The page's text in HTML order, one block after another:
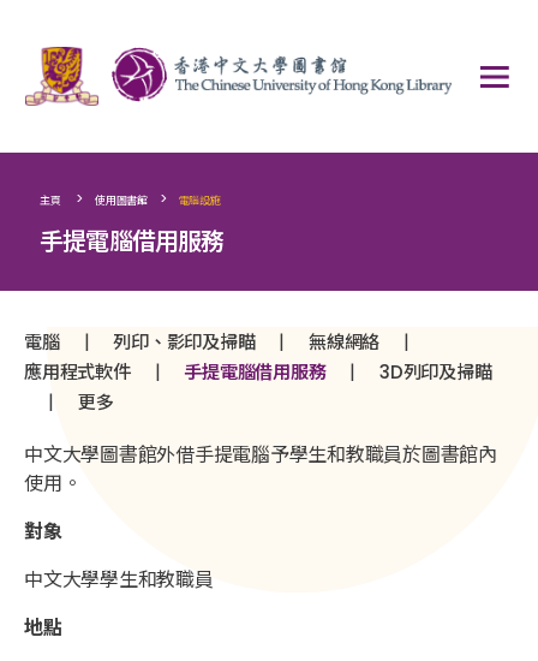
主頁 > 使用圖書館 > 電腦設施
手提電腦借用服務
電腦 | 列印、影印及掃瞄 | 無線網絡 |
應用程式軟件 | 手提電腦借用服務 | 3D列印及掃瞄
| 更多
中文大學圖書館外借手提電腦予學生和教職員於圖書館內
使用。
對象
中文大學學生和教職員
地點